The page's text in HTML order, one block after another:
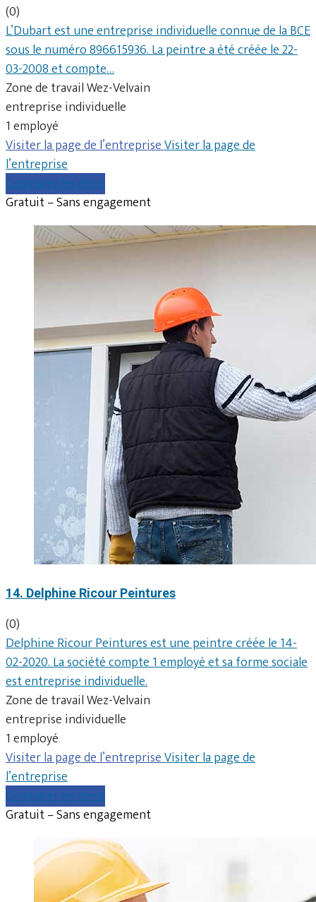
(0)
L’Dubart est une entreprise individuelle connue de la BCE
sous le numéro 896615936. La peintre a été créée le 22-
03-2008 et compte…
Zone de travail Wez-Velvain
entreprise individuelle
1 employé
Visiter la page de l’entrepriseVisiter la page de
l’entreprise
Comparer les devis
Gratuit – Sans engagement
14. Delphine Ricour Peintures
(0)
Delphine Ricour Peintures est une peintre créée le 14-
02-2020. La société compte 1 employé et sa forme sociale
est entreprise individuelle.
Zone de travail Wez-Velvain
entreprise individuelle
1 employé
Visiter la page de l’entrepriseVisiter la page de
l’entreprise
Comparer les devis
Gratuit – Sans engagement